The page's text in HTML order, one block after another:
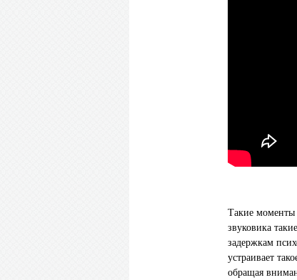
Такие моменты
звуковика
задержкам
устраивает
обращая